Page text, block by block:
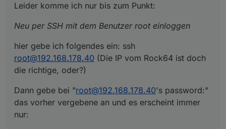
Leider komme ich nur bis zum Punkt:
Neu per SSH mit dem Benutzer root einloggen
hier gebe ich folgendes ein: ssh
root@192.168.178.40 (Die IP vom Rock64 ist doch
die richtige, oder?)
Dann gebe bei "root@192.168.178.40's password:"
das vorher vergebene an und es erscheint immer
nur: